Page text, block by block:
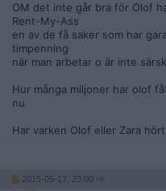
OM det inte går bra för Olof
Rent-My-Ass
en av de få saker som har
timpenning
när man arbetar o är inte
Hur många miljoner har olof
nu
Har varken Olof eller Zara
2015-05-17, 23:00